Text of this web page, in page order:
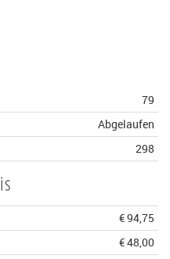
79
Abgelaufen
298
€ 94,75
€ 48,00